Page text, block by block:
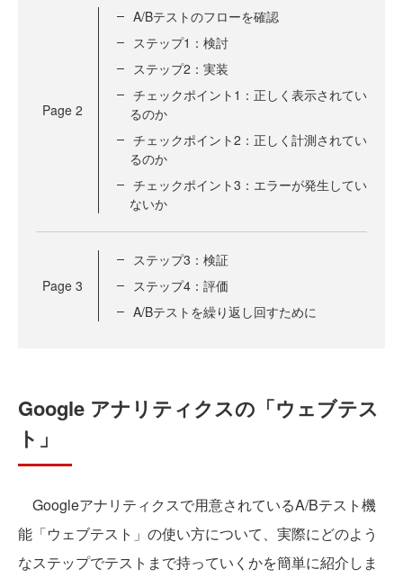
Page 2
A/Bテストのフローを確認
ステップ1：検討
ステップ2：実装
チェックポイント1：正しく表示されてい
るのか
チェックポイント2：正しく計測されてい
るのか
チェックポイント3：エラーが発生してい
ないか
Page 3
ステップ3：検証
ステップ4：評価
A/Bテストを繰り返し回すために
Google アナリティクスの「ウェブテス
ト」
Googleアナリティクスで用意されているA/Bテスト機
能「ウェブテスト」の使い方について、実際にどのよう
なステップでテストまで持っていくかを簡単に紹介しま